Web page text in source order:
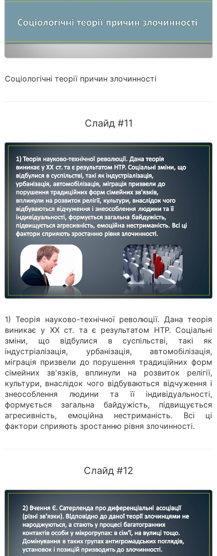
Соціологічні теорії причин злочинності
Слайд #11
1) Теорія науково-технічної революції. Дана теорія
виникає у XX ст. та є результатом НТР. Соціальні
зміни, що відбулися в суспільстві, такі як
індустріалізація, урбанізація, автомобілізація,
міграція призвели до порушення традиційних форм
сімейних зв'язків, вплинули на розвиток релігії,
культури, внаслідок чого відбуваються відчуження і
знеособлення людини та її індивідуальності,
формується загальна байдужість, підвищується
агресивність, емоційна нестриманість. Всі ці
фактори сприяють зростанню рівня злочинності.
Слайд #12